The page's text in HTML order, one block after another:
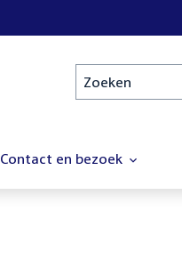
Zoeken
Contact en bezoek